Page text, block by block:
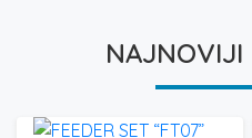
NAJNOVIJI